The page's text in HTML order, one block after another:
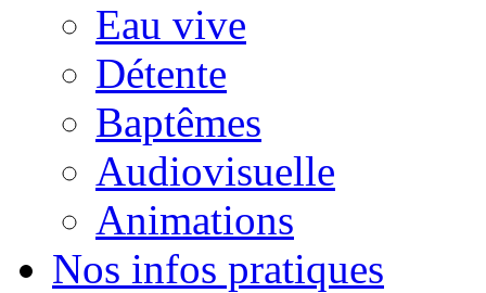
Eau vive
Détente
Baptêmes
Audiovisuelle
Animations
Nos infos pratiques